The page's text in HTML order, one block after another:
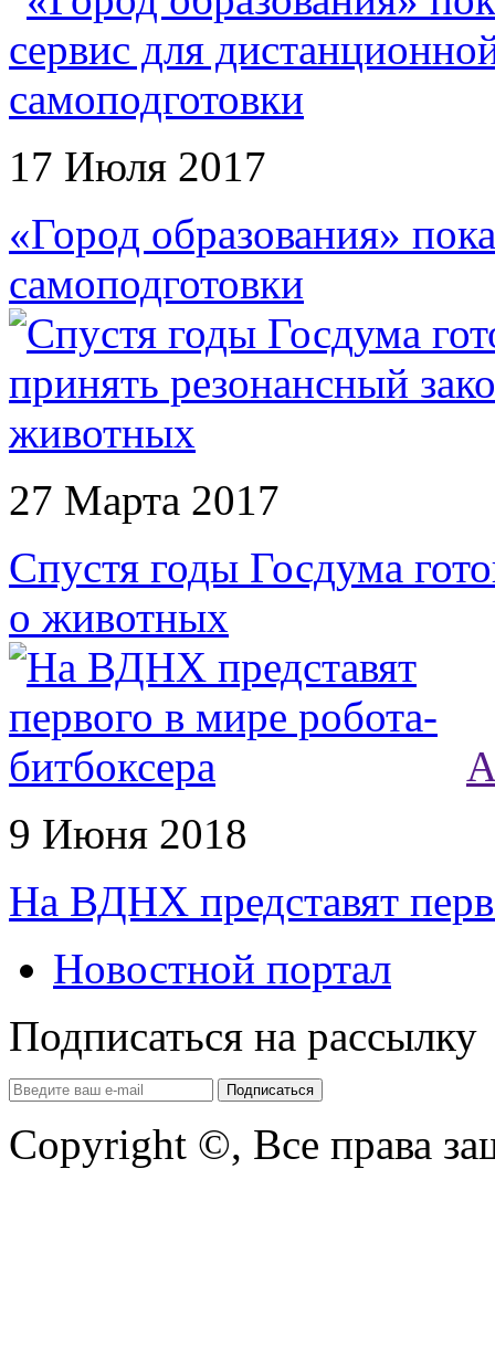
17 Июля 2017
«Город образования»
самоподготовки
27 Марта 2017
Спустя годы Госдума
о животных
9 Июня 2018
На ВДНХ представят
Новостной портал
Подписаться на рассылку
Copyright ©, Все права